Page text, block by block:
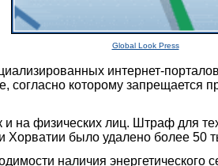
Global Look Press
интернет-
согласно которому запрещается
и на физических лиц. Штраф для
Хорватии было удалено более 50
наличия